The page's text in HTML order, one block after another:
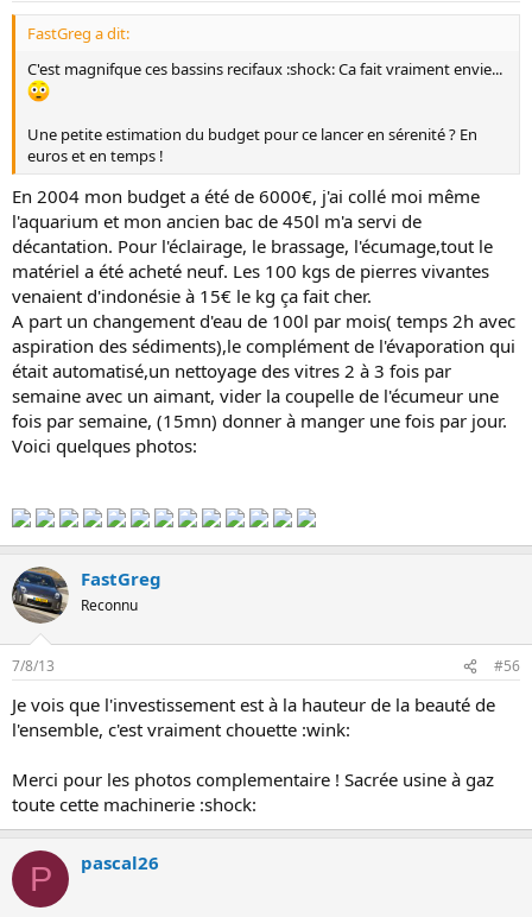
FastGreg a dit:
C'est magnifque ces bassins recifaux :shock: Ca fait vraiment envie...
Une petite estimation du budget pour ce lancer en sérenité ? En
euros et en temps !
En 2004 mon budget a été de 6000€, j'ai collé moi même
l'aquarium et mon ancien bac de 450l m'a servi de
décantation. Pour l'éclairage, le brassage, l'écumage,tout le
matériel a été acheté neuf. Les 100 kgs de pierres vivantes
venaient d'indonésie à 15€ le kg ça fait cher.
A part un changement d'eau de 100l par mois( temps 2h avec
aspiration des sédiments),le complément de l'évaporation qui
était automatisé,un nettoyage des vitres 2 à 3 fois par
semaine avec un aimant, vider la coupelle de l'écumeur une
fois par semaine, (15mn) donner à manger une fois par jour.
Voici quelques photos:
FastGreg
Reconnu
7/8/13 #56
Je vois que l'investissement est à la hauteur de la beauté de
l'ensemble, c'est vraiment chouette :wink:
Merci pour les photos complementaire ! Sacrée usine à gaz
toute cette machinerie :shock:
P pascal26